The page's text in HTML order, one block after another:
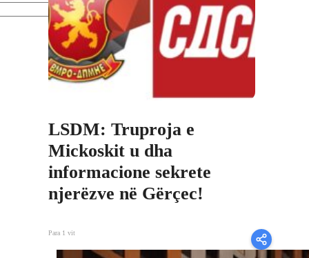
LSDM: Truproja e
Mickoskit u dha
informacione sekrete
njerëzve në Gërçec!
Para 1 vit